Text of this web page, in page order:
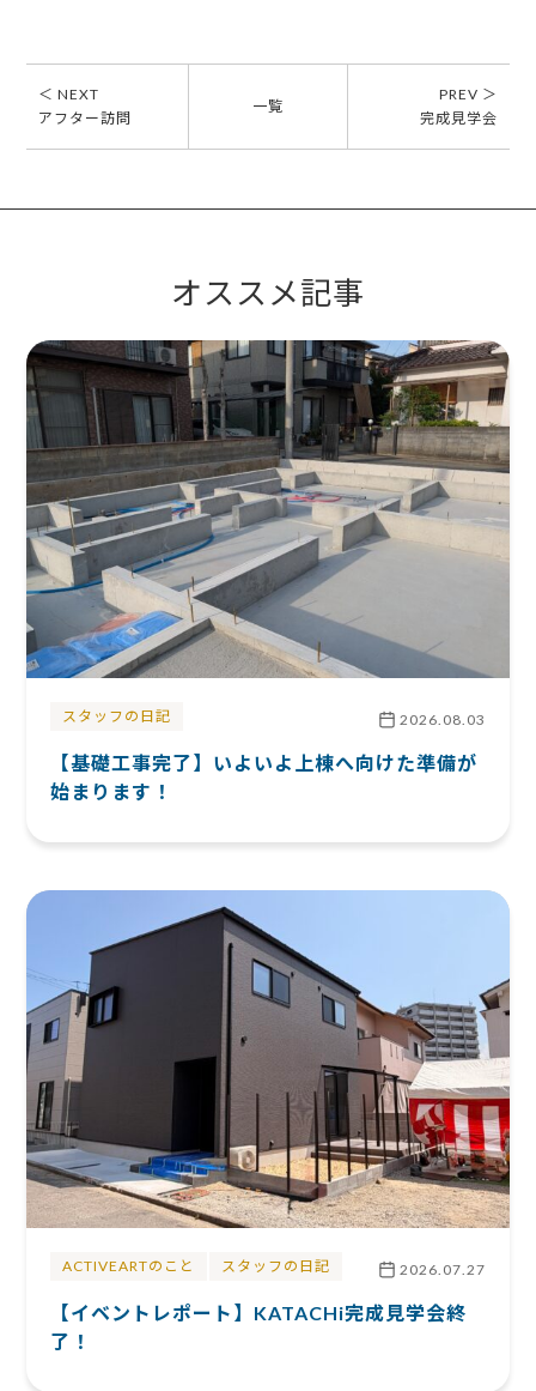
＜ NEXT
アフター訪問
一覧
PREV ＞
完成見学会
オススメ記事
スタッフの日記 2026.08.03
【基礎工事完了】いよいよ上棟へ向けた準備が
始まります！
ACTIVEARTのこと スタッフの日記 2026.07.27
【イベントレポート】KATACHi完成見学会終
了！